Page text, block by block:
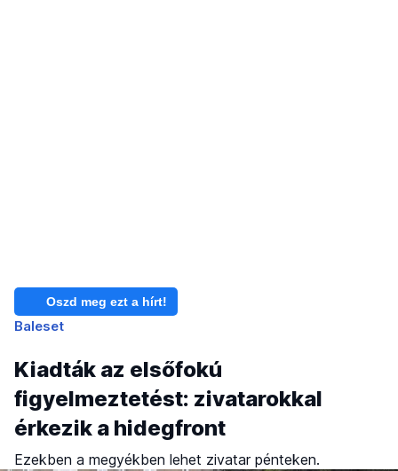
Oszd meg ezt a hírt!
Baleset
Kiadták az elsőfokú
figyelmeztetést: zivatarokkal
érkezik a hidegfront
Ezekben a megyékben lehet zivatar pénteken.